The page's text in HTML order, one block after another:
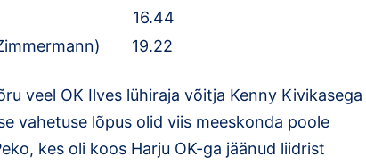
Kaasiku) 16.44
Zimmermann) 19.22
veel OK Ilves lühiraja võitja Kenny Kivikasega
vahetuse lõpus olid viis meeskonda poole
kes oli koos Harju OK-ga jäänud liidrist